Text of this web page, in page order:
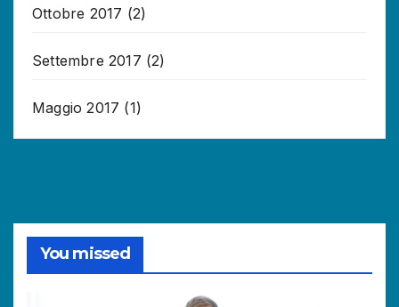
Ottobre 2017 (2)
Settembre 2017 (2)
Maggio 2017 (1)
You missed